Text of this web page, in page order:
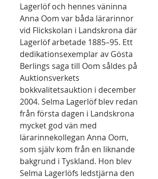
Lagerlöf och hennes väninna
Anna Oom var båda lärarinnor
vid Flickskolan i Landskrona där
Lagerlöf arbetade 1885–95. Ett
dedikationsexemplar av Gösta
Berlings saga till Oom såldes på
Auktionsverkets
bokkvalitetsauktion i december
2004. Selma Lagerlöf blev redan
från första dagen i Landskrona
mycket god vän med
lärarinnekollegan Anna Oom,
som själv kom från en liknande
bakgrund i Tyskland. Hon blev
Selma Lagerlöfs ledstjärna den